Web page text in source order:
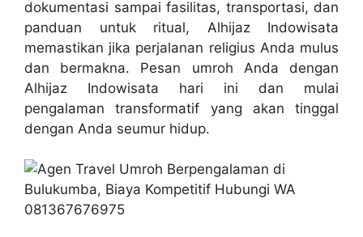
dokumentasi sampai fasilitas, transportasi, dan
panduan untuk ritual, Alhijaz Indowisata
memastikan jika perjalanan religius Anda mulus
dan bermakna. Pesan umroh Anda dengan
Alhijaz Indowisata hari ini dan mulai
pengalaman transformatif yang akan tinggal
dengan Anda seumur hidup.